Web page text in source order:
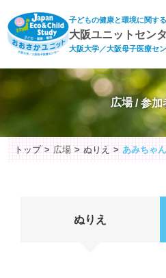
子どもの健康と環境に関す
大阪ユニットセン
大阪大学／大阪母子医療セ
広場
トップ 広場 ぬりえ あみちゃん
ぬりえ